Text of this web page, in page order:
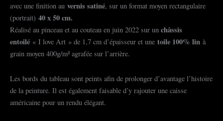
avec une finition au vernis satiné, sur un format moyen rectangulaire
(portrait) 40 x 50 cm.
Réalisé au pinceau et au couteau en juin 2022 sur un châssis
entoilé « I love Art » de 1,7 cm d’épaisseur et une toile 100% lin à
grain moyen 400g/m² agrafée sur l’arrière.
Les bords du tableau sont peints afin de prolonger d’avantage l’histoire
de la peinture. Il est également faisable d’y rajouter une caisse
américaine pour un rendu élégant.